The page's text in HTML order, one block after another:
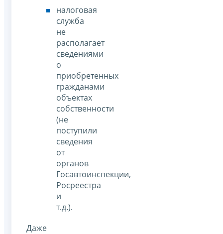
налоговая
служба
не
располагает
сведениями
о
приобретенных
гражданами
объектах
собственности
(не
поступили
сведения
от
органов
Госавтоинспекции,
Росреестра
и
т.д.).
Даже